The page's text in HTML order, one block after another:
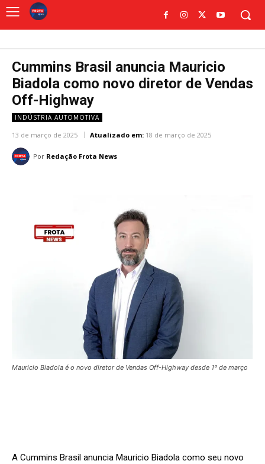
Cummins Brasil anuncia Mauricio
Biadola como novo diretor de Vendas
Off-Highway
INDÚSTRIA AUTOMOTIVA
13 de março de 2025 Atualizado em: 18 de março de 2025
Por Redação Frota News
Mauricio Biadola é o novo diretor de Vendas Off-Highway desde 1º de março
A Cummins Brasil anuncia Mauricio Biadola como seu novo